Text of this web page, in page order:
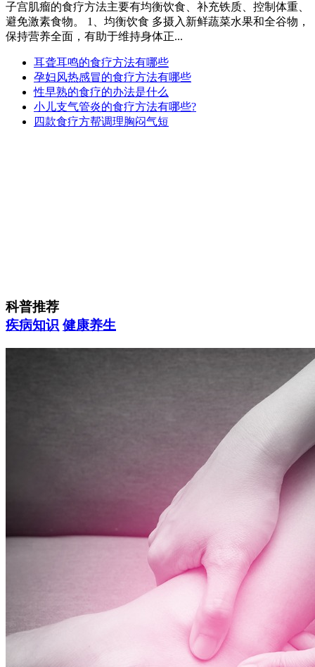
子宫肌瘤的食疗方法主要有均衡饮食、补充铁质、控制体重、
避免激素食物。 1、均衡饮食 多摄入新鲜蔬菜水果和全谷物，
保持营养全面，有助于维持身体正...
耳聋耳鸣的食疗方法有哪些
孕妇风热感冒的食疗方法有哪些
性早熟的食疗的办法是什么
小儿支气管炎的食疗方法有哪些?
四款食疗方帮调理胸闷气短
科普推荐
疾病知识 健康养生